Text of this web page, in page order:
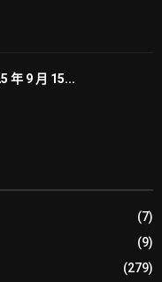
年 9 月 15...
(7)
(9)
(279)